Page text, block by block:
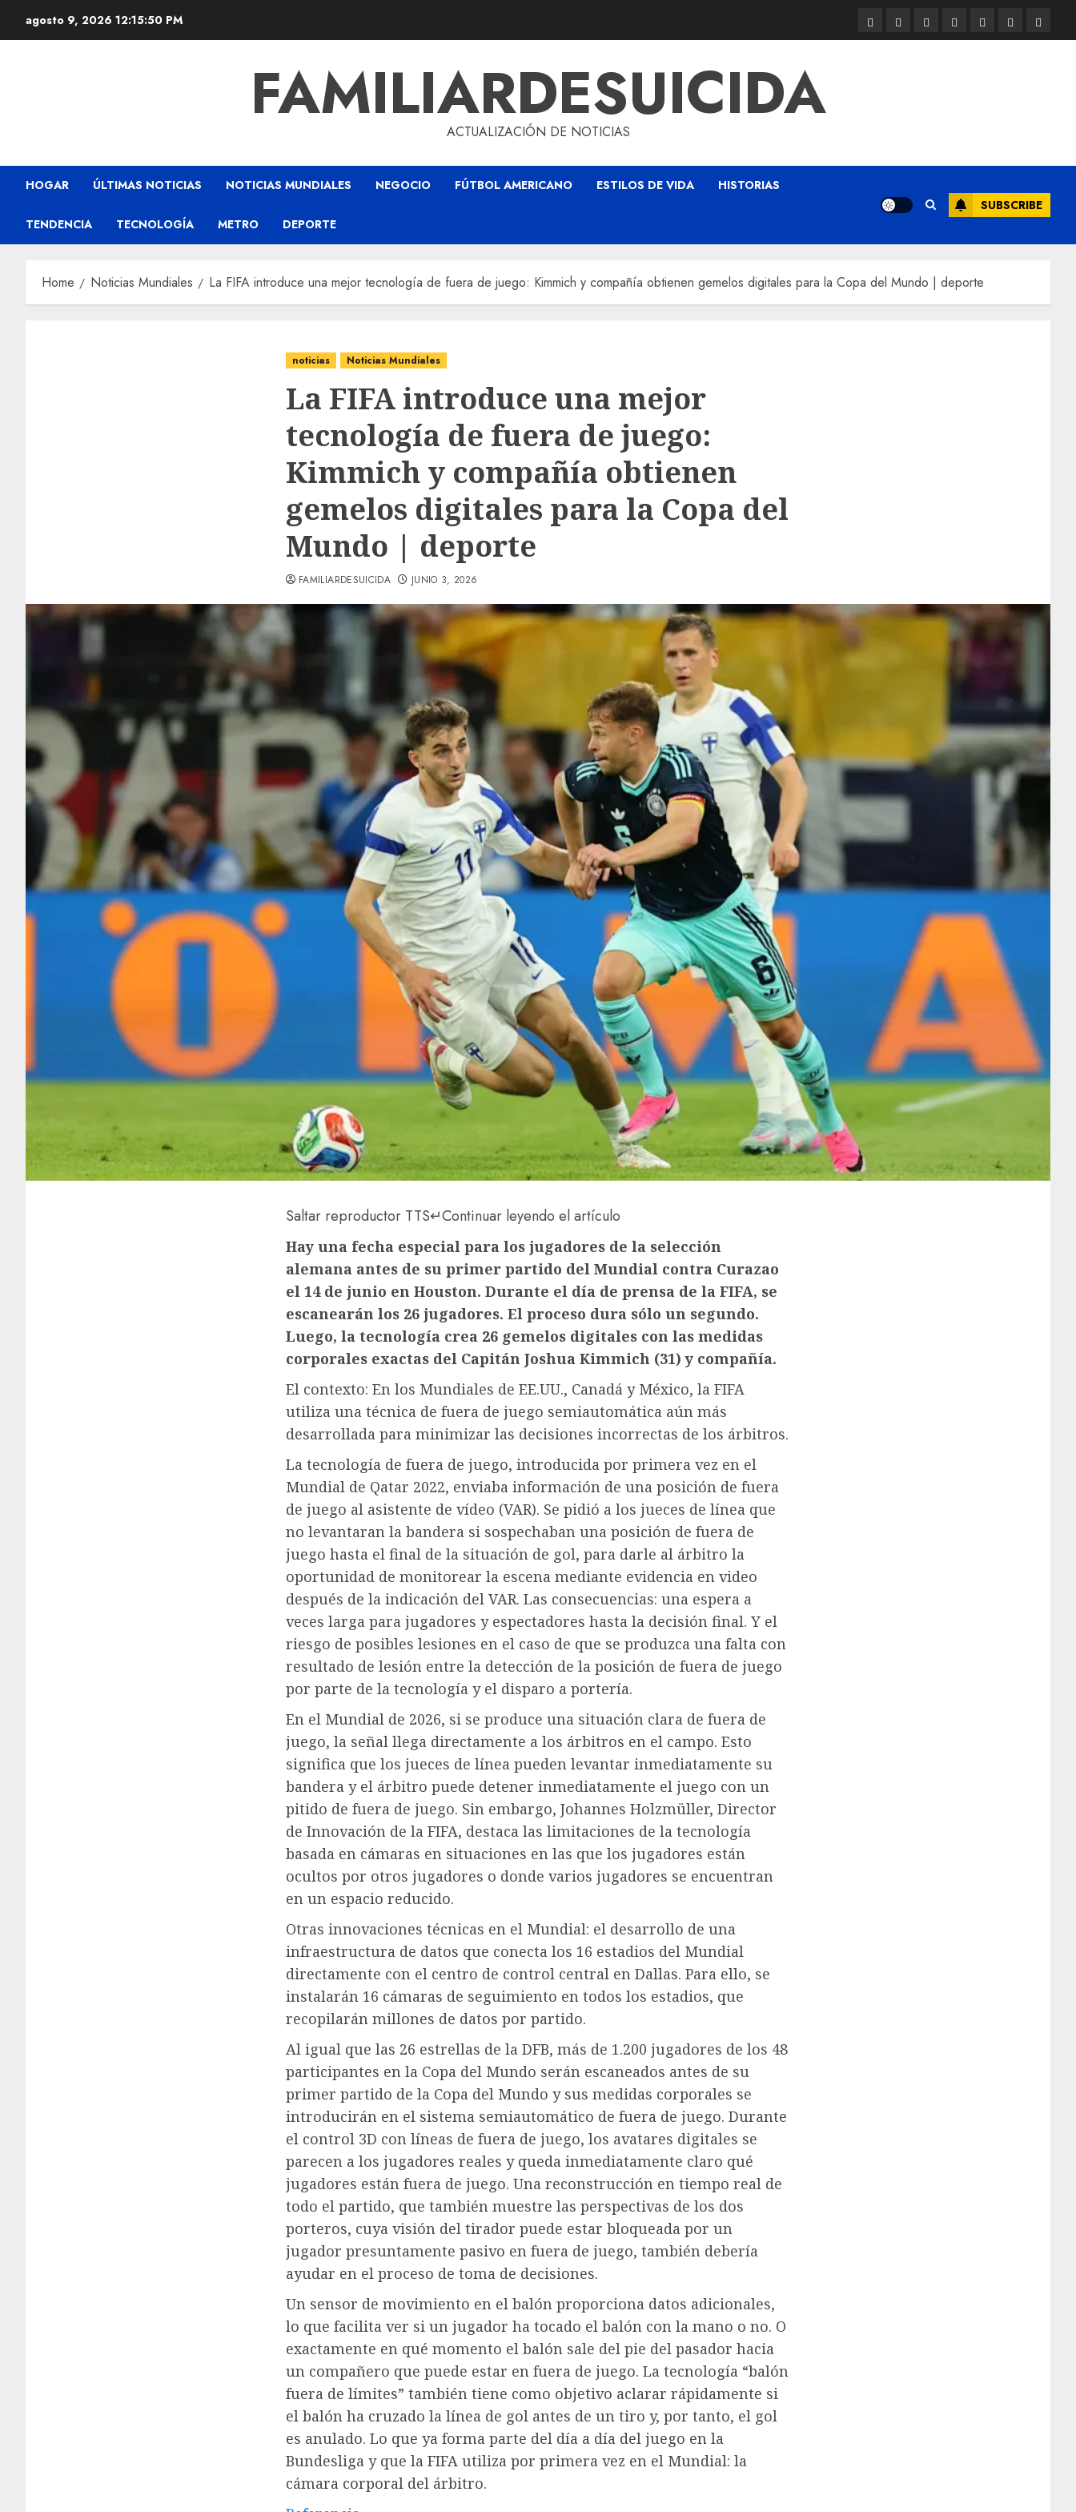
agosto 9, 2026 12:15:51 PM
FAMILIARDESUICIDA
ACTUALIZACIÓN DE NOTICIAS
HOGAR ÚLTIMAS NOTICIAS NOTICIAS MUNDIALES NEGOCIO FÚTBOL AMERICANO ESTILOS DE VIDA HISTORIAS
TENDENCIA TECNOLOGÍA METRO DEPORTE
SUBSCRIBE
Home Noticias Mundiales La FIFA introduce una mejor tecnología de fuera de juego: Kimmich y compañía obtienen gemelos digitales para la Copa del Mundo | deporte
noticias Noticias Mundiales
La FIFA introduce una mejor
tecnología de fuera de juego:
Kimmich y compañía obtienen
gemelos digitales para la Copa del
Mundo | deporte
FAMILIARDESUICIDA JUNIO 3, 2026
Saltar reproductor TTS↵Continuar leyendo el artículo
Hay una fecha especial para los jugadores de la selección
alemana antes de su primer partido del Mundial contra Curazao
el 14 de junio en Houston. Durante el día de prensa de la FIFA, se
escanearán los 26 jugadores. El proceso dura sólo un segundo.
Luego, la tecnología crea 26 gemelos digitales con las medidas
corporales exactas del Capitán Joshua Kimmich (31) y compañía.
El contexto: En los Mundiales de EE.UU., Canadá y México, la FIFA
utiliza una técnica de fuera de juego semiautomática aún más
desarrollada para minimizar las decisiones incorrectas de los árbitros.
La tecnología de fuera de juego, introducida por primera vez en el
Mundial de Qatar 2022, enviaba información de una posición de fuera
de juego al asistente de vídeo (VAR). Se pidió a los jueces de línea que
no levantaran la bandera si sospechaban una posición de fuera de
juego hasta el final de la situación de gol, para darle al árbitro la
oportunidad de monitorear la escena mediante evidencia en video
después de la indicación del VAR. Las consecuencias: una espera a
veces larga para jugadores y espectadores hasta la decisión final. Y el
riesgo de posibles lesiones en el caso de que se produzca una falta con
resultado de lesión entre la detección de la posición de fuera de juego
por parte de la tecnología y el disparo a portería.
En el Mundial de 2026, si se produce una situación clara de fuera de
juego, la señal llega directamente a los árbitros en el campo. Esto
significa que los jueces de línea pueden levantar inmediatamente su
bandera y el árbitro puede detener inmediatamente el juego con un
pitido de fuera de juego. Sin embargo, Johannes Holzmüller, Director
de Innovación de la FIFA, destaca las limitaciones de la tecnología
basada en cámaras en situaciones en las que los jugadores están
ocultos por otros jugadores o donde varios jugadores se encuentran
en un espacio reducido.
Otras innovaciones técnicas en el Mundial: el desarrollo de una
infraestructura de datos que conecta los 16 estadios del Mundial
directamente con el centro de control central en Dallas. Para ello, se
instalarán 16 cámaras de seguimiento en todos los estadios, que
recopilarán millones de datos por partido.
Al igual que las 26 estrellas de la DFB, más de 1.200 jugadores de los 48
participantes en la Copa del Mundo serán escaneados antes de su
primer partido de la Copa del Mundo y sus medidas corporales se
introducirán en el sistema semiautomático de fuera de juego. Durante
el control 3D con líneas de fuera de juego, los avatares digitales se
parecen a los jugadores reales y queda inmediatamente claro qué
jugadores están fuera de juego. Una reconstrucción en tiempo real de
todo el partido, que también muestre las perspectivas de los dos
porteros, cuya visión del tirador puede estar bloqueada por un
jugador presuntamente pasivo en fuera de juego, también debería
ayudar en el proceso de toma de decisiones.
Un sensor de movimiento en el balón proporciona datos adicionales,
lo que facilita ver si un jugador ha tocado el balón con la mano o no. O
exactamente en qué momento el balón sale del pie del pasador hacia
un compañero que puede estar en fuera de juego. La tecnología “balón
fuera de límites” también tiene como objetivo aclarar rápidamente si
el balón ha cruzado la línea de gol antes de un tiro y, por tanto, el gol
es anulado. Lo que ya forma parte del día a día del juego en la
Bundesliga y que la FIFA utiliza por primera vez en el Mundial: la
cámara corporal del árbitro.